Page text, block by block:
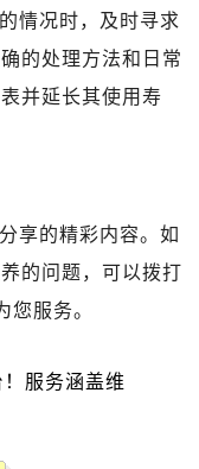
海口市龙华区金贸东路5号海口华润大厦B座17层1707室（需提前预约）
唐山市路南区新华东道100号万达广场写字楼A座10层1002室（需提前预约）
黑龙江省牡丹江市东安区太平路浪琴售后服务中心（需提前预约）
黑龙江省七台河市桃山区大同街浪琴售后服务中心（需提前预约）
情况时，及时寻求
的处理方法和日常
并延长其使用寿
享的精彩内容。如
的问题，可以拨打
您服务。